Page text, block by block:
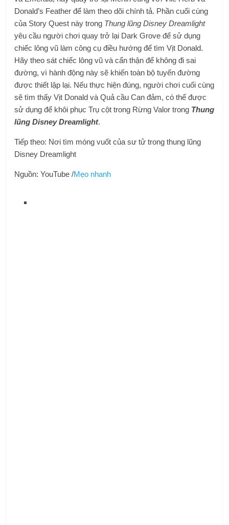
Donald’s Feather để làm theo dõi chính tả. Phần cuối cùng
của Story Quest này trong Thung lũng Disney Dreamlight
yêu cầu người chơi quay trở lại Dark Grove để sử dụng
chiếc lông vũ làm công cụ điều hướng để tìm Vịt Donald.
Hãy theo sát chiếc lông vũ và cẩn thận để không đi sai
đường, vì hành động này sẽ khiến toàn bộ tuyến đường
được thiết lập lại. Nếu thực hiện đúng, người chơi cuối cùng
sẽ tìm thấy Vịt Donald và Quả cầu Can đảm, có thể được
sử dụng để khôi phục Trụ cột trong Rừng Valor trong Thung
lũng Disney Dreamlight.
Tiếp theo: Nơi tìm móng vuốt của sư tử trong thung lũng
Disney Dreamlight
Nguồn: YouTube /Mẹo nhanh